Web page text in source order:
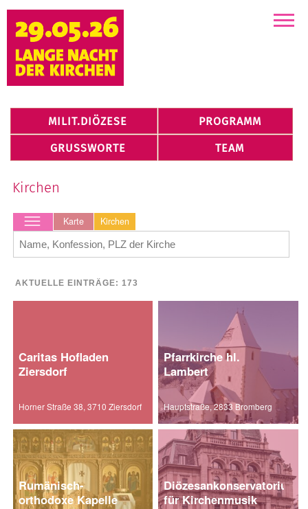
Kirchen
MILIT.DIÖZESE PROGRAMM
GRUSSWORTE TEAM
Karte Kirchen
Caritas Hofladen
Ziersdorf
Horner Straße 38, 3710 Ziersdorf
Pfarrkirche hl.
Lambert
Hauptstraße, 2833 Bromberg
Rumänisch-
orthodoxe Kapelle
Diözesankonservatorium
für Kirchenmusik